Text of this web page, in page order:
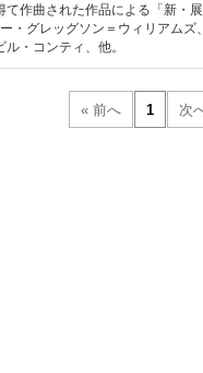
作曲された作品による「新・
・グレッグソン＝ウィリアムズ
・コンティ、他。